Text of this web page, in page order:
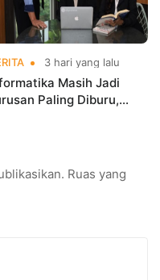
3 hari yang lalu
Masih Jadi
Paling Diburu,
Ruas yang